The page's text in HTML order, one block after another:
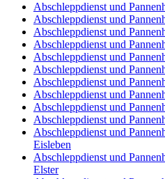
Abschleppdienst und
Abschleppdienst und
Abschleppdienst und
Abschleppdienst und
Abschleppdienst und
Abschleppdienst und
Abschleppdienst und
Abschleppdienst und
Abschleppdienst und
Abschleppdienst und
Abschleppdienst und
Eisleben
Abschleppdienst und
Elster